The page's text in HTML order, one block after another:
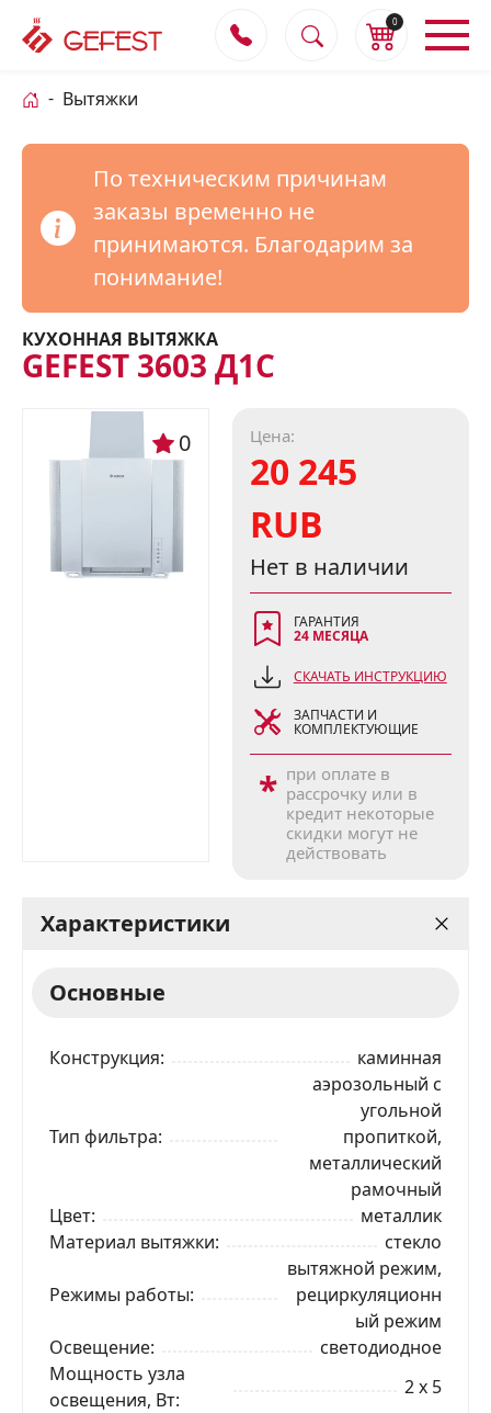
0
Вытяжки
По техническим причинам
заказы временно не
принимаются. Благодарим за
понимание!
КУХОННАЯ ВЫТЯЖКА
GEFEST 3603 Д1С
0 Цена:
20 245
RUB
Нет в наличии
ГАРАНТИЯ
24 МЕСЯЦА
СКАЧАТЬ ИНСТРУКЦИЮ
ЗАПЧАСТИ И
КОМПЛЕКТУЮЩИЕ
* при оплате в
рассрочку или в
кредит некоторые
скидки могут не
действовать
Характеристики
Основные
Конструкция каминная
Тип фильтра
аэрозольный с
угольной
пропиткой,
металлический
рамочный
Цвет
металлик
Материал вытяжки
стекло
Режимы работы
вытяжной режим,
рециркуляционн
ый режим
Освещение
светодиодное
Мощность узла
освещения, Вт
2 x 5